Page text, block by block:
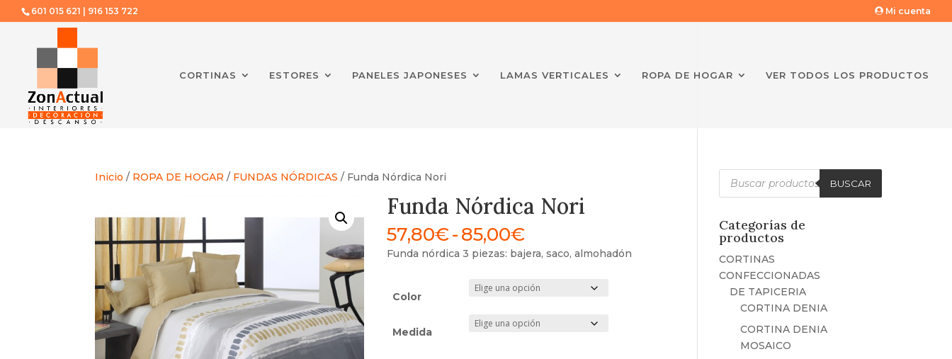
601 015 621 | 916 153 722 Mi cuenta
CORTINAS ESTORES PANELES JAPONESES LAMAS VERTICALES ROPA DE HOGAR VER TODOS LOS PRODUCTOS
Inicio / ROPA DE HOGAR / FUNDAS NÓRDICAS / Funda Nórdica Nori
Funda Nórdica Nori
57,80€-85,00€Rango
de
precios:
desde
57,80€
hasta
85,00€
Funda nórdica 3 piezas: bajera, saco, almohadón
Color
Medida
Búsqueda
de
productos
BUSCAR
Categorías de
productos
CORTINAS
CONFECCIONADAS
DE TAPICERIA
CORTINA DENIA
CORTINA DENIA
MOSAICO